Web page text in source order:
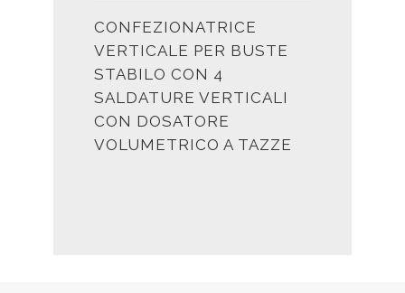
CONFEZIONATRICE
VERTICALE PER BUSTE
STABILO CON 4
SALDATURE VERTICALI
CON DOSATORE
VOLUMETRICO A TAZZE